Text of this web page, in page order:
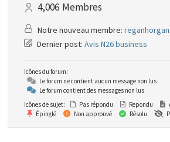
4,006 Membres
Notre nouveau membre:
Dernier post: Avis N26 business
Icônes du forum:
Le forum ne contient aucun message non lus
Le forum contient des messages non lus
Icônes de sujet:
Pas répondu Repondu
Épinglé
Non approuvé Résolu